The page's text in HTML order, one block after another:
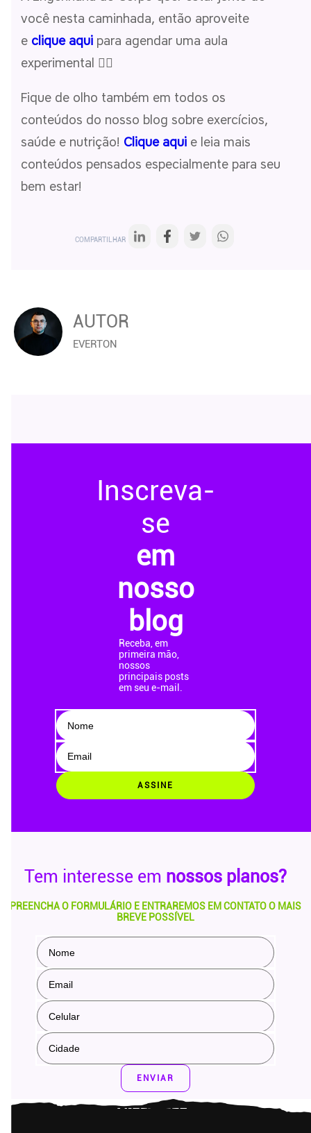
você nesta caminhada, então aproveite
e clique aqui para agendar uma aula
experimental 🤸‍♀️
Fique de olho também em todos os
conteúdos do nosso blog sobre exercícios,
saúde e nutrição! Clique aqui e leia mais
conteúdos pensados especialmente para seu
bem estar!
COMPARTILHAR
AUTOR
EVERTON
Inscreva-
se
em
nosso
blog
Receba, em
primeira mão,
nossos
principais posts
em seu e-mail.
ASSINE
Tem interesse em nossos planos?
PREENCHA O FORMULÁRIO E ENTRAREMOS EM CONTATO O MAIS
BREVE POSSÍVEL
ENVIAR